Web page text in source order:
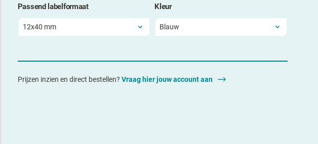
Passend labelformaat Kleur
Prijzen inzien en direct bestellen? Vraag hier jouw account aan